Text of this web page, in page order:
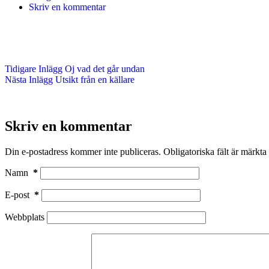
Skriv en kommentar
Tidigare Inlägg Oj vad det går undan
Nästa Inlägg Utsikt från en källare
Skriv en kommentar
Din e-postadress kommer inte publiceras. Obligatoriska fält är märkta
Namn *
E-post *
Webbplats